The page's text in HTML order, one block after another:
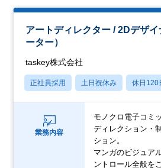
アートディレクター / 2Dデザ
ーター）
taskey株式会社
正社員採用 土日祝休み 休日120
業務内容
モノクロ電子コミ
ディレクション・
ション。
マンガのビジュア
ントロール全般を